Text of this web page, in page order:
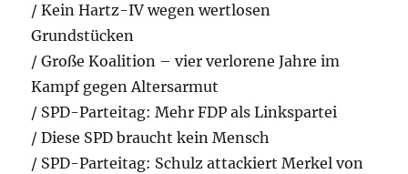
/ Kein Hartz-IV wegen wertlosen
Grundstücken
/ Große Koalition – vier verlorene Jahre im
Kampf gegen Altersarmut
/ SPD-Parteitag: Mehr FDP als Linkspartei
/ Diese SPD braucht kein Mensch
/ SPD-Parteitag: Schulz attackiert Merkel von